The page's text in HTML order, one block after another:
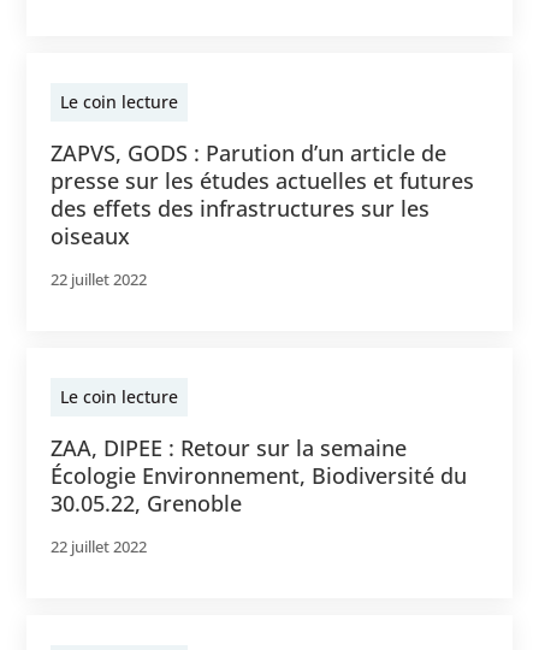
Le coin lecture
ZAPVS, GODS : Parution d’un article de
presse sur les études actuelles et futures
des effets des infrastructures sur les
oiseaux
22 juillet 2022
Le coin lecture
ZAA, DIPEE : Retour sur la semaine
Écologie Environnement, Biodiversité du
30.05.22, Grenoble
22 juillet 2022